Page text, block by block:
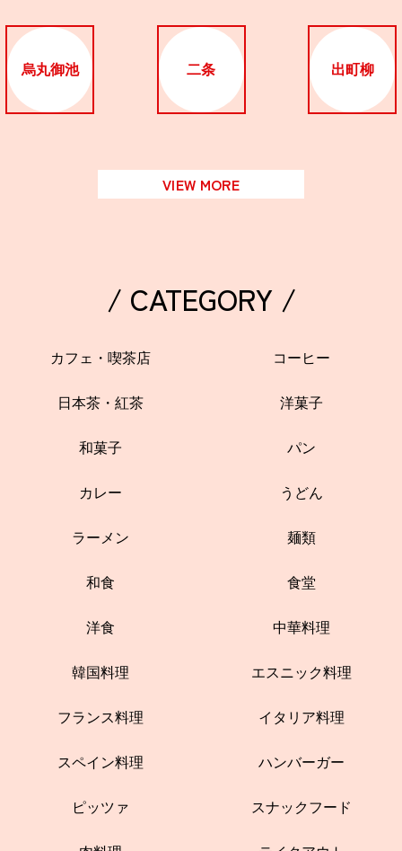
烏丸御池 二条 出町柳
VIEW MORE
/ CATEGORY /
カフェ・喫茶店 コーヒー
日本茶・紅茶 洋菓子
和菓子 パン
カレー うどん
ラーメン 麺類
和食 食堂
洋食 中華料理
韓国料理 エスニック料理
フランス料理 イタリア料理
スペイン料理 ハンバーガー
ピッツァ スナックフード